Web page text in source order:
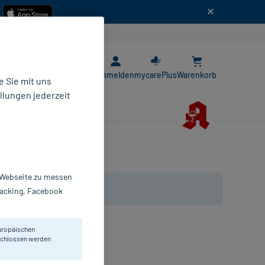
AnmeldenmycarePlusWarenkorb
Sie mit uns
jederzeit
zu messen
Facebook
werden